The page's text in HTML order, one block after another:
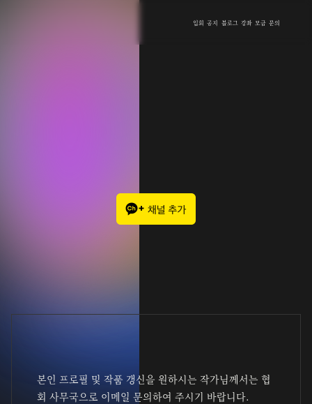
입회 공지 블로그 강좌 모금 문의
본인 프로필 및 작품 갱신을 원하시는 작가님께서는 협
회 사무국으로 이메일 문의하여 주시기 바랍니다.